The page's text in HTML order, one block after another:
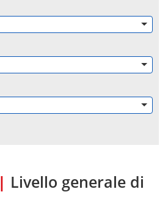
| Livello generale di